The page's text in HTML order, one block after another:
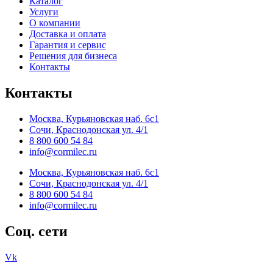
Услуги
О компании
Доставка и оплата
Гарантия и сервис
Решения для бизнеса
Контакты
Контакты
Москва, Курьяновская наб. 6с1
Сочи, Краснодонская ул. 4/1
8 800 600 54 84
info@cormilec.ru
Москва, Курьяновская наб. 6с1
Сочи, Краснодонская ул. 4/1
8 800 600 54 84
info@cormilec.ru
Соц. сети
Vk